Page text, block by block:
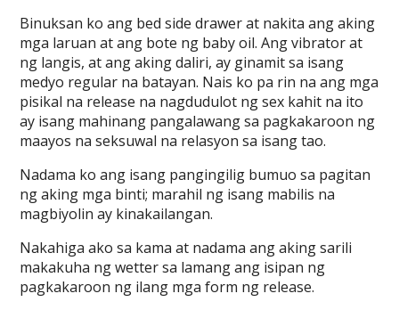
Binuksan ko ang bed side drawer at nakita ang aking
mga laruan at ang bote ng baby oil. Ang vibrator at
ng langis, at ang aking daliri, ay ginamit sa isang
medyo regular na batayan. Nais ko pa rin na ang mga
pisikal na release na nagdudulot ng sex kahit na ito
ay isang mahinang pangalawang sa pagkakaroon ng
maayos na seksuwal na relasyon sa isang tao.
Nadama ko ang isang pangingilig bumuo sa pagitan
ng aking mga binti; marahil ng isang mabilis na
magbiyolin ay kinakailangan.
Nakahiga ako sa kama at nadama ang aking sarili
makakuha ng wetter sa lamang ang isipan ng
pagkakaroon ng ilang mga form ng release.